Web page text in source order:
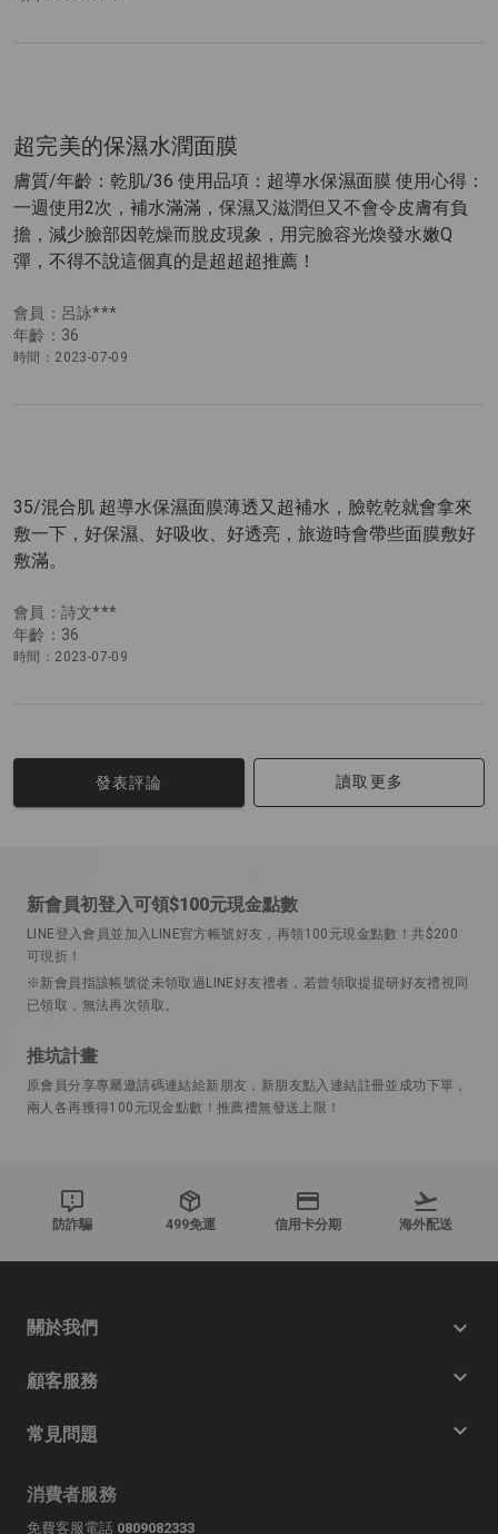
會員：呂詠***
年齡：36
時間：2023-07-09
超完美的保濕水潤面膜
膚質/年齡：乾肌/36 使用品項：超導水保濕面膜 使用心得：
一週使用2次，補水滿滿，保濕又滋潤但又不會令皮膚有負
擔，減少臉部因乾燥而脫皮現象，用完臉容光煥發水嫩Q
彈，不得不說這個真的是超超超推薦！
會員：詩文***
年齡：36
時間：2023-07-09
35/混合肌 超導水保濕面膜薄透又超補水，臉乾乾就會拿來
敷一下，好保濕、好吸收、好透亮，旅遊時會帶些面膜敷好
敷滿。
發表評論 讀取更多
新會員初登入可領$100元現金點數
LINE登入會員並加入LINE官方帳號好友，再領100元現金點數！共$200
可現折！
※新會員指該帳號從未領取過LINE好友禮者，若曾領取提提研好友禮視同
已領取，無法再次領取。
推坑計畫
原會員分享專屬邀請碼連結給新朋友，新朋友點入連結註冊並成功下單，
兩人各再獲得100元現金點數！推薦禮無發送上限！
防詐騙 499免運 信用卡分期 海外配送
關於我們
顧客服務
常見問題
消費者服務
免費客服電話 0809082333